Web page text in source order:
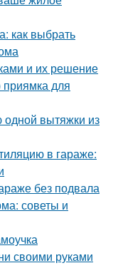
как выбрать
и их решение
для
вытяжки из
в гараже:
без подвала
советы и
своими руками